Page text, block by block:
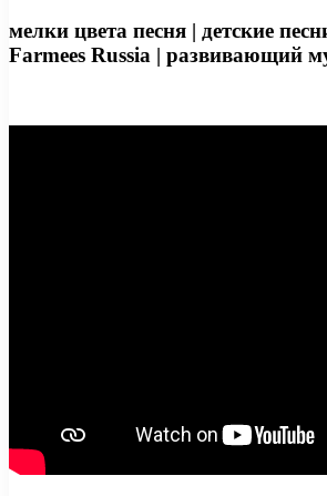
мелки цвета песня | детские
Farmees Russia | развивающий